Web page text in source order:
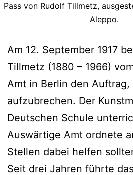
Pass von Rudolf Tillmetz,
Aleppo.
Am 12. September 1917
Tillmetz (1880 – 1966)
Amt in Berlin den
aufzubrechen. Der
Deutschen Schule
Auswärtige Amt ordnete
Stellen dabei helfen
Seit drei Jahren führte